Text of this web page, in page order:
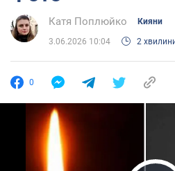
Катя Поплюйко Кияни
3.06.2026 10:04 2
0